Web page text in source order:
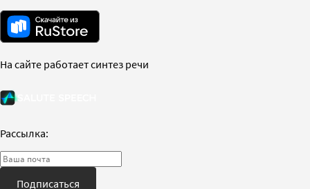
На сайте работает синтез речи
Рассылка:
Подписаться